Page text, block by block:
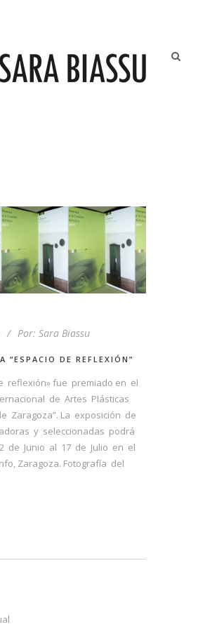
Por: Sara Biassu
“ESPACIO DE REFLEXIÓN”
reflexión» fue premiado en el
de Artes Plásticas
Zaragoza”. La exposición de
y seleccionadas podrá
de Junio al 17 de Julio en el
Zaragoza. Fotografía del